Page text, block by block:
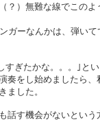
？）無難な線でこの
ガーなんかは、弾い
すぎたかな。。。｣と
奏をし始めましたら
ました。
話す機会がないとい